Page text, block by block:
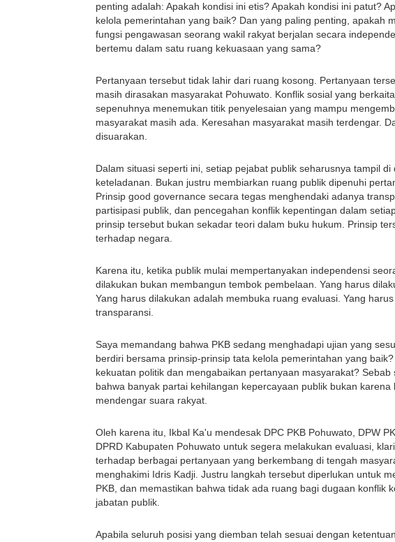
penting adalah: Apakah kondisi ini etis? Apakah kondisi ini patut?
kelola pemerintahan yang baik? Dan yang paling penting, apakah
fungsi pengawasan seorang wakil rakyat berjalan secara
bertemu dalam satu ruang kekuasaan yang sama?
Pertanyaan tersebut tidak lahir dari ruang kosong. Pertanyaan
masih dirasakan masyarakat Pohuwato. Konflik sosial yang
sepenuhnya menemukan titik penyelesaian yang mampu
masyarakat masih ada. Keresahan masyarakat masih terdengar.
disuarakan.
Dalam situasi seperti ini, setiap pejabat publik seharusnya tampil
keteladanan. Bukan justru membiarkan ruang publik dipenuhi
Prinsip good governance secara tegas menghendaki adanya
partisipasi publik, dan pencegahan konflik kepentingan dalam
prinsip tersebut bukan sekadar teori dalam buku hukum. Prinsip
terhadap negara.
Karena itu, ketika publik mulai mempertanyakan independensi
dilakukan bukan membangun tembok pembelaan. Yang harus
Yang harus dilakukan adalah membuka ruang evaluasi. Yang
transparansi.
Saya memandang bahwa PKB sedang menghadapi ujian yang
berdiri bersama prinsip-prinsip tata kelola pemerintahan yang
kekuatan politik dan mengabaikan pertanyaan masyarakat?
bahwa banyak partai kehilangan kepercayaan publik bukan
mendengar suara rakyat.
Oleh karena itu, Ikbal Ka'u mendesak DPC PKB Pohuwato, DPW
DPRD Kabupaten Pohuwato untuk segera melakukan evaluasi,
terhadap berbagai pertanyaan yang berkembang di tengah
menghakimi Idris Kadji. Justru langkah tersebut diperlukan untuk
PKB, dan memastikan bahwa tidak ada ruang bagi dugaan konflik
jabatan publik.
Apabila seluruh posisi yang diemban telah sesuai dengan